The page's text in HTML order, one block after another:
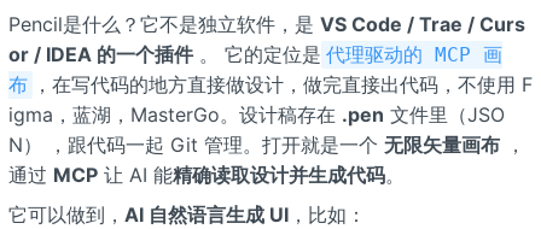
Pencil是什么？它不是独立软件，是 VS Code / Trae / Curs
or / IDEA 的一个插件。 它的定位是 代理驱动的 MCP 画
布 ，在写代码的地方直接做设计，做完直接出代码，不使用 F
igma，蓝湖，MasterGo。设计稿存在 .pen 文件里（JSO
N） ，跟代码一起 Git 管理。打开就是一个 无限矢量画布，
通过 MCP让 AI 能精确读取设计并生成代码。
它可以做到， AI 自然语言生成 UI，比如：